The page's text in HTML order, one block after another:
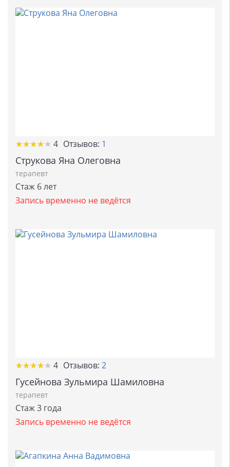
★★★★★
★★★★★ 4 Отзывов: 1
Струкова Яна Олеговна
терапевт
Стаж 6 лет
Запись временно не ведётся
★★★★★
★★★★★ 4 Отзывов: 2
Гусейнова Зульмира Шамиловна
терапевт
Стаж 3 года
Запись временно не ведётся